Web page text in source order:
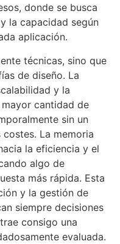
donde se busca
la capacidad según
aplicación.
técnicas, sino que
de diseño. La
y la
cantidad de
sin un
La memoria
la eficiencia y el
algo de
más rápida. Esta
y la gestión de
siempre decisiones
consigo una
evaluada.